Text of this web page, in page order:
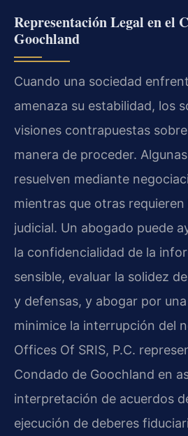
Representación Legal en el
Goochland
Cuando una sociedad
amenaza su estabilidad, los
visiones contrapuestas
manera de proceder.
resuelven mediante
mientras que otras
judicial. Un abogado puede
la confidencialidad de la
sensible, evaluar la solidez
y defensas, y abogar por
minimice la interrupción del
Offices Of SRIS, P.C.
Condado de Goochland en
interpretación de acuerdos
ejecución de deberes